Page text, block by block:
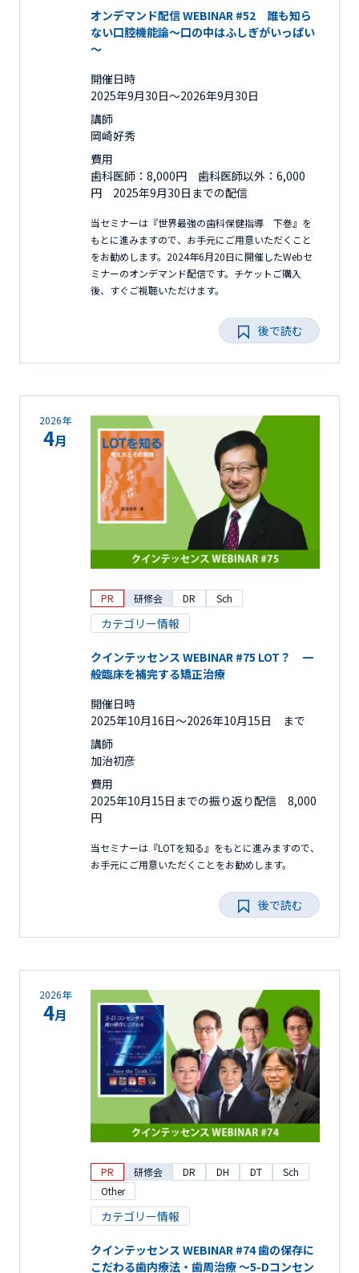
オンデマンド配信 WEBINAR #52 誰も知ら
ない口腔機能論～口の中はふしぎがいっぱい
～
開催日時
2025年9月30日〜2026年9月30日
講師
岡崎好秀
費用
歯科医師：8,000円 歯科医師以外：6,000
円 2025年9月30日までの配信
当セミナーは『世界最強の歯科保健指導 下巻』を
もとに進みますので、お手元にご用意いただくこと
をお勧めします。2024年6月20日に開催したWebセ
ミナーのオンデマンド配信です。チケットご購入
後、すぐご視聴いただけます。
後で読む
2026年
4月
PR 研修会 DR Sch
カテゴリー情報
クインテッセンス WEBINAR #75 LOT？ 一
般臨床を補完する矯正治療
開催日時
2025年10月16日〜2026年10月15日 まで
講師
加治初彦
費用
2025年10月15日までの振り返り配信 8,000
円
当セミナーは『LOTを知る』をもとに進みますので、
お手元にご用意いただくことをお勧めします。
後で読む
2026年
4月
PR 研修会 DR DH DT
Sch
Other
カテゴリー情報
クインテッセンス WEBINAR #74 歯の保存に
こだわる歯内療法・歯周治療 ～5-Dコンセン